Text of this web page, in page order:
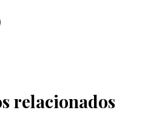
relacionados